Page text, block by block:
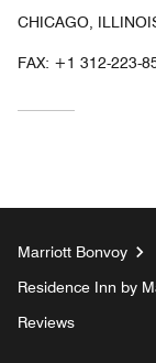
CHICAGO,
FAX: +1 312-223-
Marriott Bonvoy
Residence Inn by
Reviews